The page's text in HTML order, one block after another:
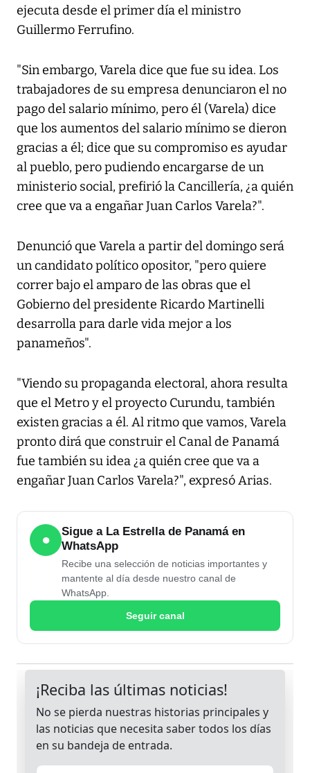
ejecuta desde el primer día el ministro
Guillermo Ferrufino.
"Sin embargo, Varela dice que fue su idea. Los
trabajadores de su empresa denunciaron el no
pago del salario mínimo, pero él (Varela) dice
que los aumentos del salario mínimo se dieron
gracias a él; dice que su compromiso es ayudar
al pueblo, pero pudiendo encargarse de un
ministerio social, prefirió la Cancillería, ¿a quién
cree que va a engañar Juan Carlos Varela?".
Denunció que Varela a partir del domingo será
un candidato político opositor, "pero quiere
correr bajo el amparo de las obras que el
Gobierno del presidente Ricardo Martinelli
desarrolla para darle vida mejor a los
panameños".
"Viendo su propaganda electoral, ahora resulta
que el Metro y el proyecto Curundu, también
existen gracias a él. Al ritmo que vamos, Varela
pronto dirá que construir el Canal de Panamá
fue también su idea ¿a quién cree que va a
engañar Juan Carlos Varela?", expresó Arias.
●
Sigue a La Estrella de Panamá en
WhatsApp
Recibe una selección de noticias importantes y
mantente al día desde nuestro canal de
WhatsApp.
Seguir canal